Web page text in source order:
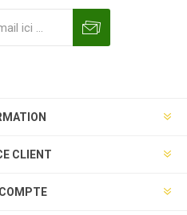
CLIENT